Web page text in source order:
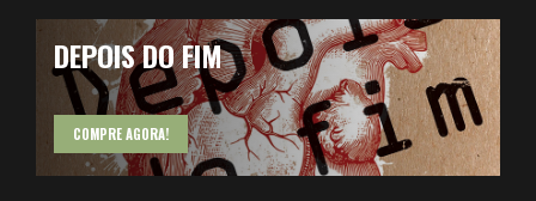
DEPOIS DO FIM
COMPRE AGORA!